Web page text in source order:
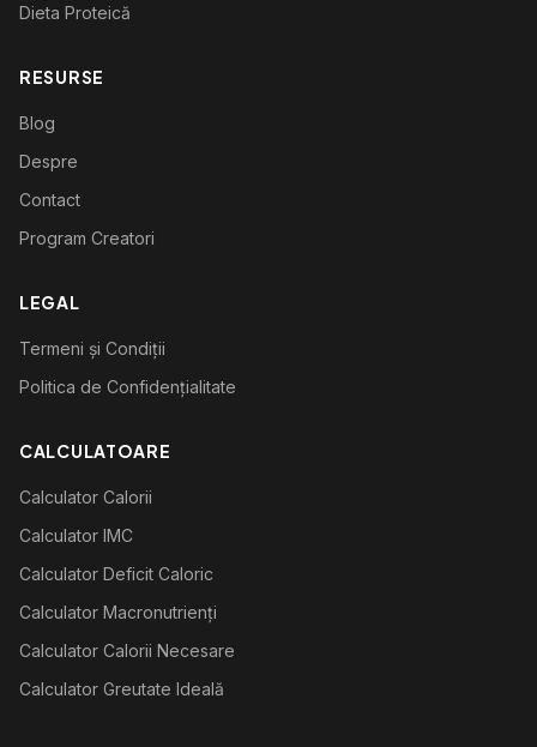
Dieta Proteică
RESURSE
Blog
Despre
Contact
Program Creatori
LEGAL
Termeni și Condiții
Politica de Confidențialitate
CALCULATOARE
Calculator Calorii
Calculator IMC
Calculator Deficit Caloric
Calculator Macronutrienți
Calculator Calorii Necesare
Calculator Greutate Ideală